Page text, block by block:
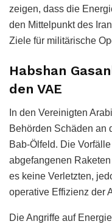
zeigen, dass die
den Mittelpunkt des
Ziele für militärische
Habshan
den VAE
In den Vereinigten
Behörden Schäden an
Bab-Ölfeld. Die
abgefangenen
es keine Verletzten,
operative Effizienz der
Die Angriffe auf